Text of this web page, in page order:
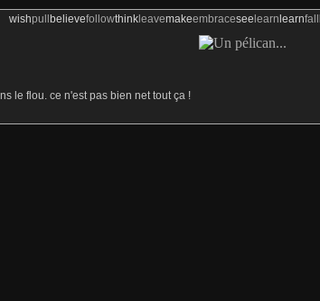
wishpull believefollowthinkleavemakeembracesee learn learnfall
le flou. ce n'est pas bien net tout ça !